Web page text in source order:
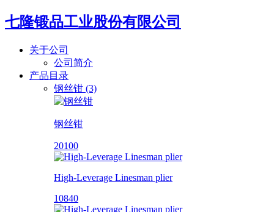
七隆锻品工业股份有限公司
关于公司
公司简介
产品目录
钢丝钳 (3)
钢丝钳
20100
High-Leverage Linesman plier
10840